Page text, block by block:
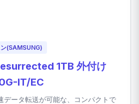
(SAMSUNG)
1TB 外付け
IT/EC
データ転送が可能な、コンパクトで